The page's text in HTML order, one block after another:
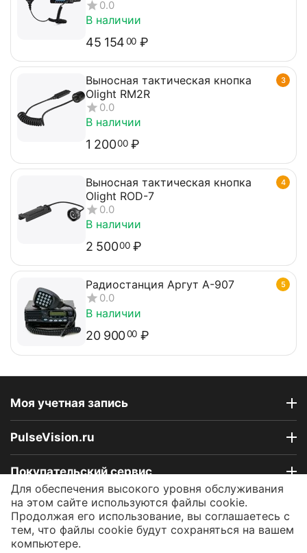
0.0
В наличии
45 15400 ₽
3
Выносная тактическая кнопка
Olight RM2R
0.0
В наличии
1 20000 ₽
4
Выносная тактическая кнопка
Olight ROD-7
0.0
В наличии
2 50000 ₽
5
Радиостанция Аргут А-907
0.0
В наличии
20 90000 ₽
Моя учетная запись
PulseVision.ru
Покупательский сервис
Контакты
© 2009 - 2026 Интернет-магазин PulseVision.ru.
Для обеспечения высокого уровня обслуживания
на этом сайте используются файлы cookie.
Продолжая его использование, вы соглашаетесь с
тем, что файлы cookie будут сохраняться на вашем
компьютере.